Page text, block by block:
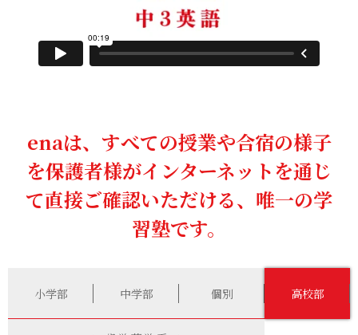
enaは、すべての授業や合宿の様子
を保護者様がインターネットを通じ
て直接ご確認いただける、唯一の学
習塾です。
小学部 中学部 個別 高校部